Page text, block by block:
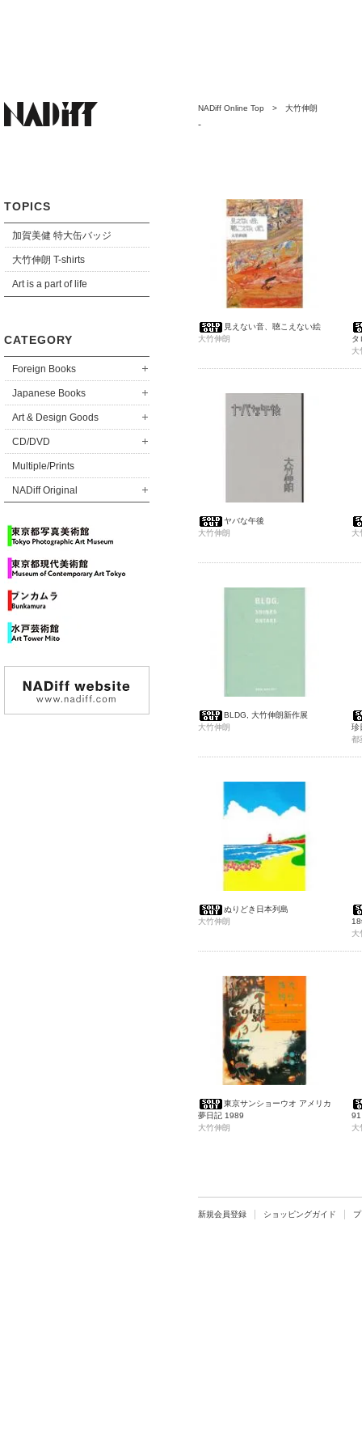
TOPICS
加賀美健 特大缶バッジ
大竹伸朗 T-shirts
Art is a part of life
CATEGORY
Foreign Books
Japanese Books
Art & Design Goods
CD/DVD
Multiple/Prints
NADiff Original
NADiff Online Top > 大竹伸朗
-
見えない音、聴こえない絵
大竹伸朗
タ
大
ヤバな午後
大竹伸朗
大
BLDG, 大竹伸朗新作展
大竹伸朗
珍
都
ぬりどき日本列島
大竹伸朗
大
東京サンショーウオ アメリカ
夢日記 1989
大竹伸朗
91
大
新規会員登録 ショッピングガイド